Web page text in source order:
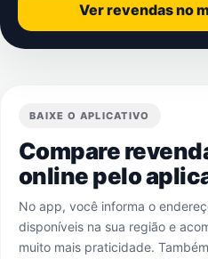
Ver revendas no
BAIXE O APLICATIVO
Compare
online pelo
No app, você informa o
disponíveis na sua região e
muito mais praticidade.